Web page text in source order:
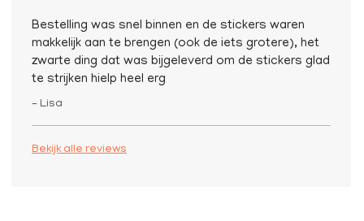
Bestelling was snel binnen en de stickers waren
makkelijk aan te brengen (ook de iets grotere), het
zwarte ding dat was bijgeleverd om de stickers glad
te strijken hielp heel erg
– Lisa
Bekijk alle reviews